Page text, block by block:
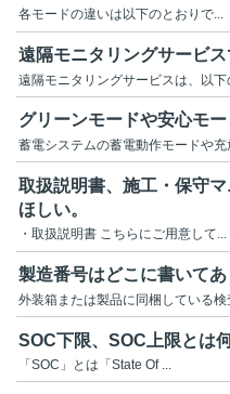
各モードの違いは以下のとおりで...
遠隔モニタリングサービ
遠隔モニタリングサービスは、以下
グリーンモードや安心モー
蓄電システムの蓄電動作モードや充
取扱説明書、施工・保守
ほしい。
・取扱説明書 こちらにご用意して...
製造番号はどこに書いてあ
外装箱または製品に同梱している検
SOC下限、SOC上限とは
「SOC」とは「State Of ...